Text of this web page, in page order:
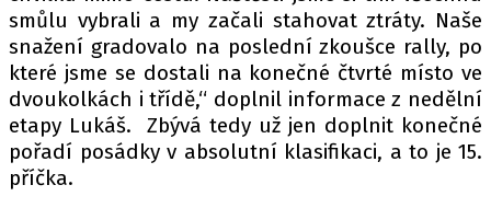
smůlu vybrali a my začali stahovat ztráty. Naše
snažení gradovalo na poslední zkoušce rally, po
které jsme se dostali na konečné čtvrté místo ve
dvoukolkách i třídě,“ doplnil informace z nedělní
etapy Lukáš. Zbývá tedy už jen doplnit konečné
pořadí posádky v absolutní klasifikaci, a to je 15.
příčka.